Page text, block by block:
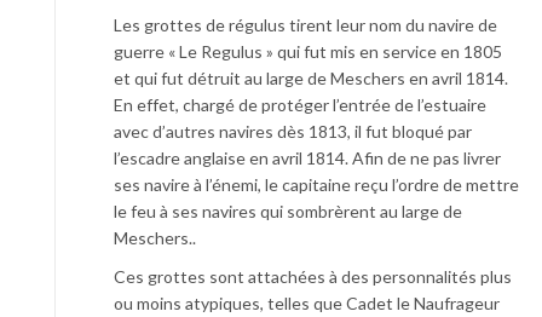
Les grottes de régulus tirent leur nom du navire de
guerre « Le Regulus » qui fut mis en service en 1805
et qui fut détruit au large de Meschers en avril 1814.
En effet, chargé de protéger l’entrée de l’estuaire
avec d’autres navires dès 1813, il fut bloqué par
l’escadre anglaise en avril 1814. Afin de ne pas livrer
ses navire à l’énemi, le capitaine reçu l’ordre de mettre
le feu à ses navires qui sombrèrent au large de
Meschers..
Ces grottes sont attachées à des personnalités plus
ou moins atypiques, telles que Cadet le Naufrageur